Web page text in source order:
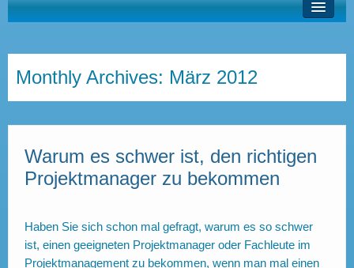
hz@der-projekt-sanierer.de
Ihr Projekt-Sanierer
Profi-Wissen
English
Monthly Archives: März 2012
Warum es schwer ist, den richtigen
Projektmanager zu bekommen
Haben Sie sich schon mal gefragt, warum es so schwer
ist, einen geeigneten Projektmanager oder Fachleute im
Projektmanagement zu bekommen, wenn man mal einen